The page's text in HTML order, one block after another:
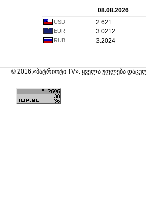
08.08.2026
USD 2.621
EUR 3.0212
RUB 3.2024
© 2016,«პატრიოტი TV». ყველა უფლება